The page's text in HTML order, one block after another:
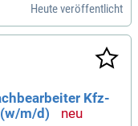
auf vielfältige H
Heute veröffentlicht
Kfz-
m/d)